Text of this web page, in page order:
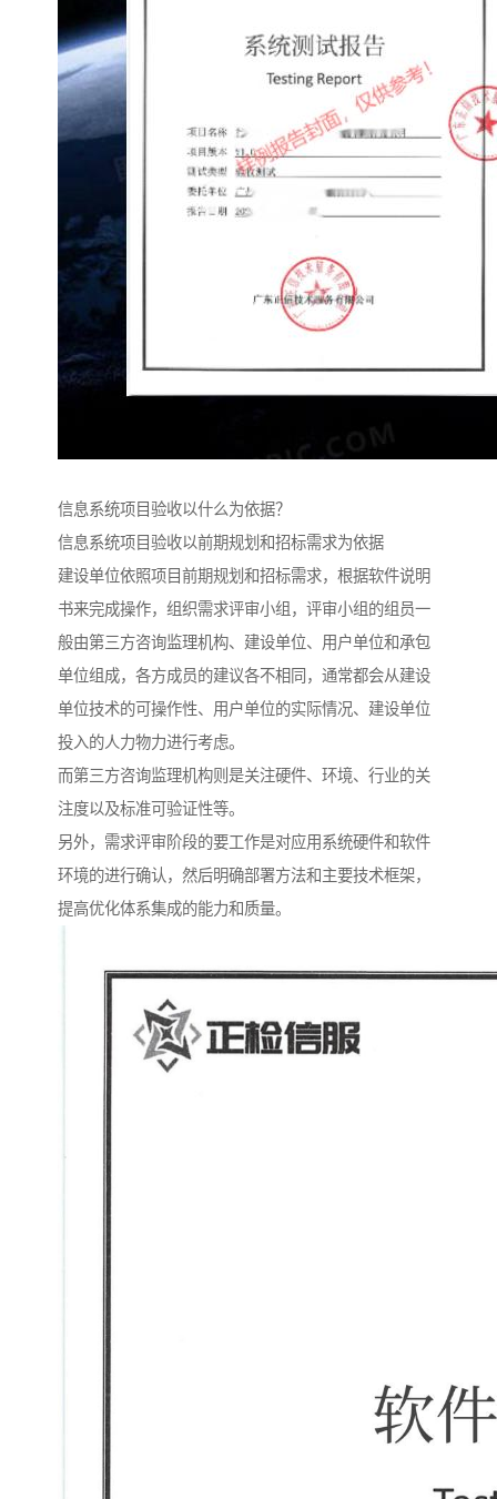
信息系统项目验收以什么为依据？
信息系统项目验收以前期规划和招标需求为依据
建设单位依照项目前期规划和招标需求，根据软件说明
书来完成操作，组织需求评审小组，评审小组的组员一
般由第三方咨询监理机构、建设单位、用户单位和承包
单位组成，各方成员的建议各不相同，通常都会从建设
单位技术的可操作性、用户单位的实际情况、建设单位
投入的人力物力进行考虑。
而第三方咨询监理机构则是关注硬件、环境、行业的关
注度以及标准可验证性等。
另外，需求评审阶段的要工作是对应用系统硬件和软件
环境的进行确认，然后明确部署方法和主要技术框架，
提高优化体系集成的能力和质量。